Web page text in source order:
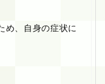
め、自身の症状に